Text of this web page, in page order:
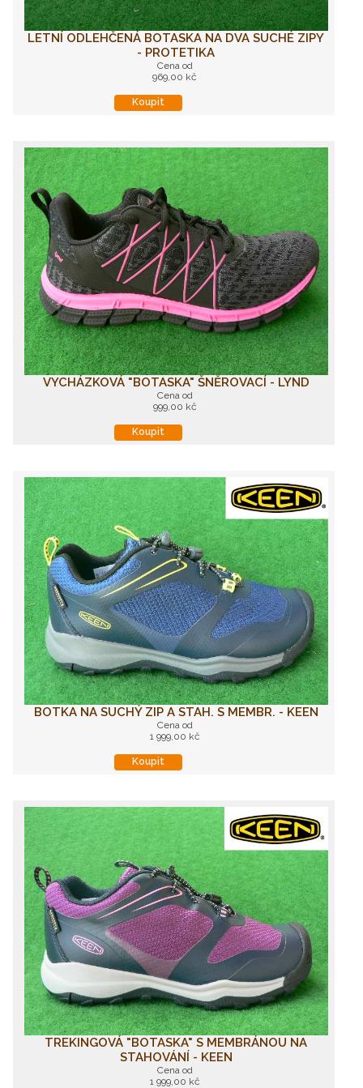
LETNÍ ODLEHČENÁ BOTASKA NA DVA SUCHÉ ZIPY
- PROTETIKA
Cena od
969,00 kč
Koupit
VYCHÁZKOVÁ "BOTASKA" ŠNĚROVACÍ - LYND
Cena od
999,00 kč
Koupit
BOTKA NA SUCHÝ ZIP A STAH. S MEMBR. - KEEN
Cena od
1 999,00 kč
Koupit
TREKINGOVÁ "BOTASKA" S MEMBRÁNOU NA
STAHOVÁNÍ - KEEN
Cena od
1 999,00 kč